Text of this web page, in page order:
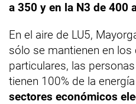
a 350 y en la N3 de 400
En el aire de LU5,
sólo se mantienen en
particulares, las
tienen 100% de la
sectores económicos